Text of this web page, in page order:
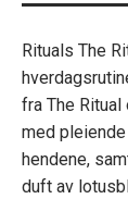
Rituals The
fra The
med
hendene,
duft av